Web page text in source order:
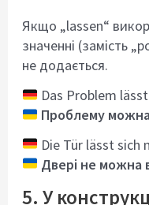
Якщо „lassen“
значенні (замість
не додається.
Das Problem
Проблему
Die Tür lässt sich
Двері не можна
5. У